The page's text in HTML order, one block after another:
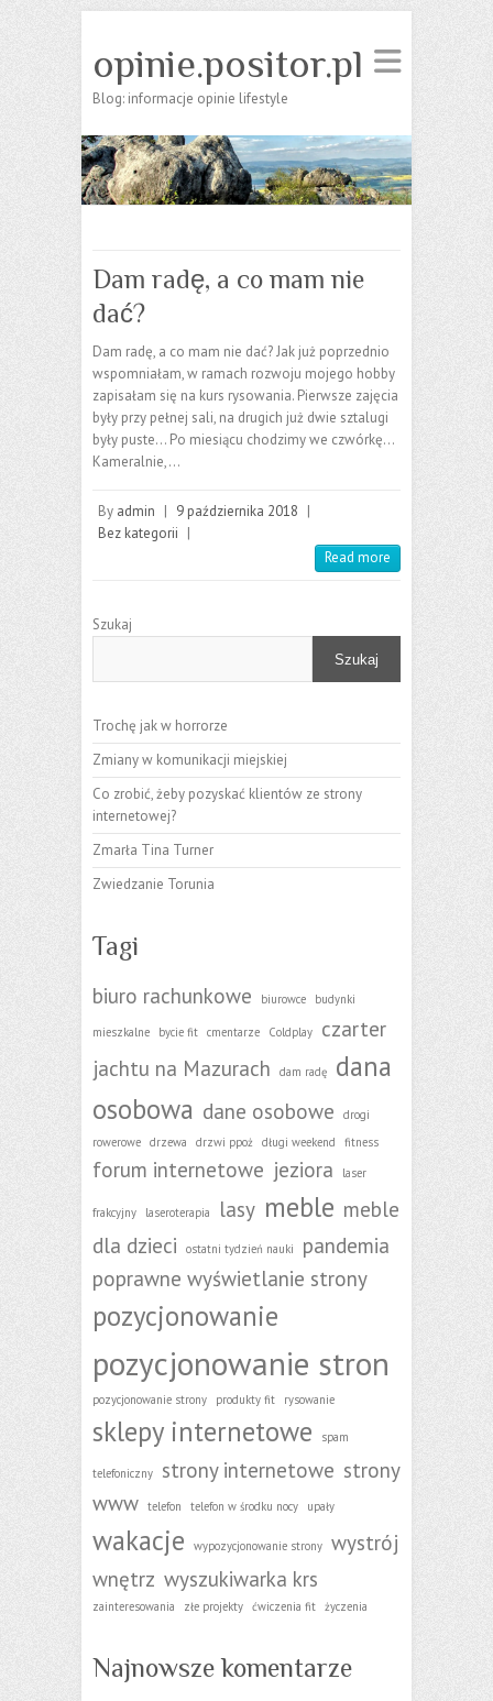
opinie.positor.pl
Blog: informacje opinie lifestyle
Dam radę, a co mam nie
dać?
Dam radę, a co mam nie dać? Jak już poprzednio
wspomniałam, w ramach rozwoju mojego hobby
zapisałam się na kurs rysowania. Pierwsze zajęcia
były przy pełnej sali, na drugich już dwie sztalugi
były puste… Po miesiącu chodzimy we czwórkę…
Kameralnie,…
By admin | 9 października 2018 |
Bez kategorii |
Read more
Szukaj
Szukaj
Trochę jak w horrorze
Zmiany w komunikacji miejskiej
Co zrobić, żeby pozyskać klientów ze strony
internetowej?
Zmarła Tina Turner
Zwiedzanie Torunia
Tagi
biuro rachunkowe biurowce budynki
mieszkalne bycie fit cmentarze Coldplay
czarter
jachtu na Mazurach
dam radę
dana
osobowa dane osobowe
drogi
rowerowe drzewa drzwi ppoż długi weekend fitness
forum internetowe jeziora laser
frakcyjny laseroterapia lasy meble meble
dla dzieci
ostatni tydzień nauki
pandemia
poprawne wyświetlanie strony
pozycjonowanie
pozycjonowanie stron
pozycjonowanie strony produkty fit rysowanie
sklepy internetowe spam
telefoniczny strony internetowe strony
www telefon telefon w środku nocy upały
wakacje wypozycjonowanie strony wystrój
wnętrz wyszukiwarka krs
zainteresowania złe projekty ćwiczenia fit życzenia
Najnowsze komentarze